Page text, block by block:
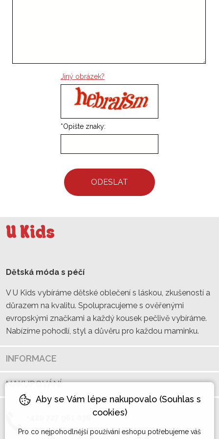
Jiný obrázek?
Opište znaky:
*
ODESLAT
Dětská móda s péčí
V U Kids vybíráme dětské oblečení s láskou, zkušeností a
důrazem na kvalitu. Spolupracujeme s ověřenými
evropskými značkami a každý kousek pečlivě vybíráme.
Nabízíme pohodlí, styl a důvěru pro každou maminku.
INFORMACE
NAKUPOVÁNÍ
Aby se Vám lépe nakupovalo (Souhlas s
cookies)
Pro co nejpohodlnější používání eshopu potřebujeme váš